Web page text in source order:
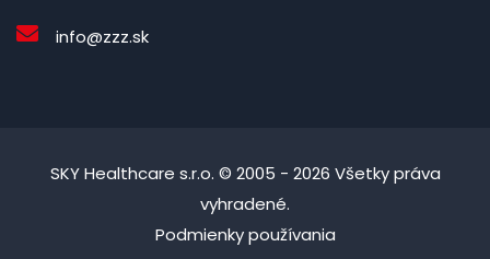
info@zzz.sk
SKY Healthcare s.r.o. © 2005 - 2026 Všetky práva
vyhradené.
Podmienky používania